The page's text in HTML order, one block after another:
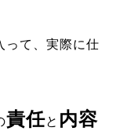
って、実際に仕
責任と 内容